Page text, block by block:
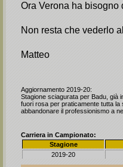
Ora Verona ha
Non resta che vederlo
Matteo
Aggiornamento 2019-20:
Stagione sciagurata per Badu, già
fuori rosa per praticamente tutta la
abbandonare il professionismo a
Carriera in Campionato:
Stagione
2019-20